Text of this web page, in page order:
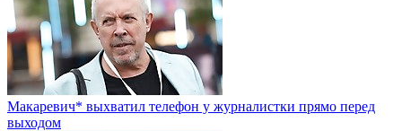
Макаревич* выхватил телефон у журналистки прямо перед
выходом